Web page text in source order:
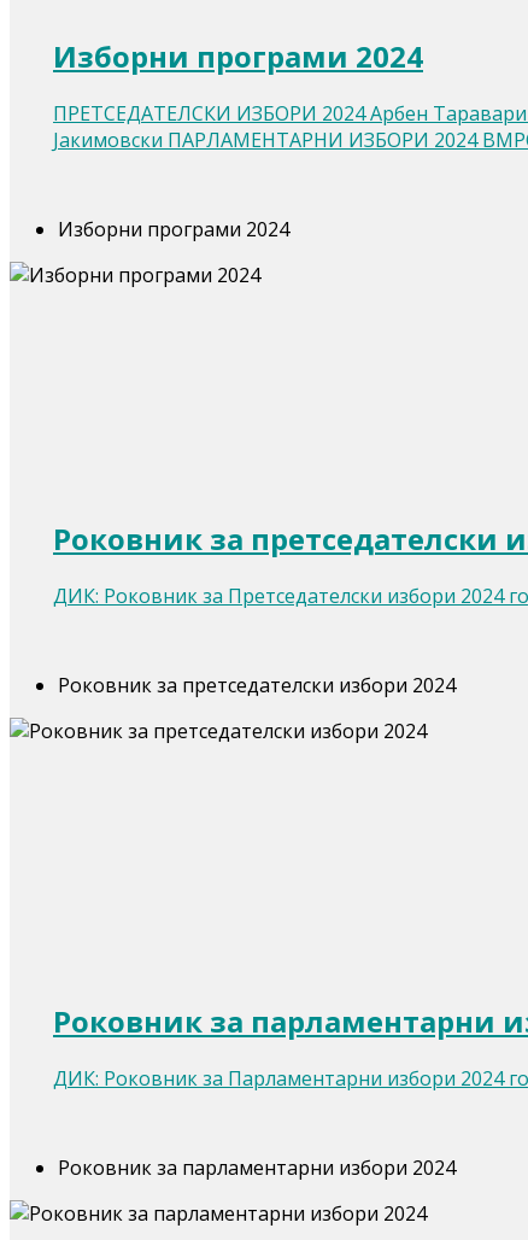
Изборни програми 2024
ПРЕТСЕДАТЕЛСКИ ИЗБОРИ 2024 Арбен Таравари
Јакимовски ПАРЛАМЕНТАРНИ ИЗБОРИ 2024
Изборни програми 2024
Роковник за претседателски
ДИК: Роковник за Претседателски избори 2024
Роковник за претседателски избори 2024
Роковник за парламентарни
ДИК: Роковник за Парламентарни избори 2024
Роковник за парламентарни избори 2024